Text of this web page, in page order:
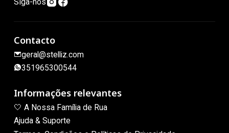
Contacto
geral@stelliz.com
351965300544
Informações relevantes
🤍 A Nossa Família de Rua
Ajuda & Suporte